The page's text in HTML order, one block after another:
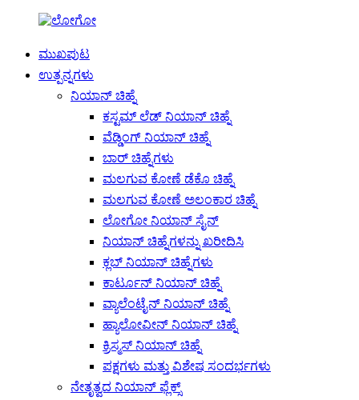
ಮುಖಪುಟ
ಉತ್ಪನ್ನಗಳು
ನಿಯಾನ್ ಚಿಹ್ನೆ
ಕಸ್ಟಮ್ ಲೆಡ್ ನಿಯಾನ್ ಚಿಹ್ನೆ
ವೆಡ್ಡಿಂಗ್ ನಿಯಾನ್ ಚಿಹ್ನೆ
ಬಾರ್ ಚಿಹ್ನೆಗಳು
ಮಲಗುವ ಕೋಣೆ ಡೆಕೊ ಚಿಹ್ನೆ
ಮಲಗುವ ಕೋಣೆ ಅಲಂಕಾರ ಚಿಹ್ನೆ
ಲೋಗೋ ನಿಯಾನ್ ಸೈನ್
ನಿಯಾನ್ ಚಿಹ್ನೆಗಳನ್ನು ಖರೀದಿಸಿ
ಕ್ಲಬ್ ನಿಯಾನ್ ಚಿಹ್ನೆಗಳು
ಕಾರ್ಟೂನ್ ನಿಯಾನ್ ಚಿಹ್ನೆ
ವ್ಯಾಲೆಂಟೈನ್ ನಿಯಾನ್ ಚಿಹ್ನೆ
ಹ್ಯಾಲೋವೀನ್ ನಿಯಾನ್ ಚಿಹ್ನೆ
ಕ್ರಿಸ್ಮಸ್ ನಿಯಾನ್ ಚಿಹ್ನೆ
ಪಕ್ಷಗಳು ಮತ್ತು ವಿಶೇಷ ಸಂದರ್ಭಗಳು
ನೇತೃತ್ವದ ನಿಯಾನ್ ಫ್ಲೆಕ್ಸ್